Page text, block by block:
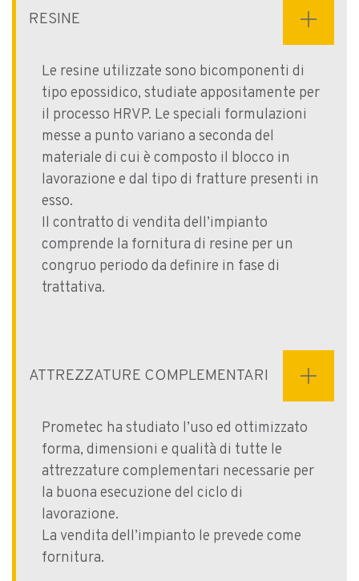
RESINE
Le resine utilizzate sono bicomponenti di
tipo epossidico, studiate appositamente per
il processo HRVP. Le speciali formulazioni
messe a punto variano a seconda del
materiale di cui è composto il blocco in
lavorazione e dal tipo di fratture presenti in
esso.
Il contratto di vendita dell’impianto
comprende la fornitura di resine per un
congruo periodo da definire in fase di
trattativa.
ATTREZZATURE COMPLEMENTARI
Prometec ha studiato l’uso ed ottimizzato
forma, dimensioni e qualità di tutte le
attrezzature complementari necessarie per
la buona esecuzione del ciclo di
lavorazione.
La vendita dell’impianto le prevede come
fornitura.